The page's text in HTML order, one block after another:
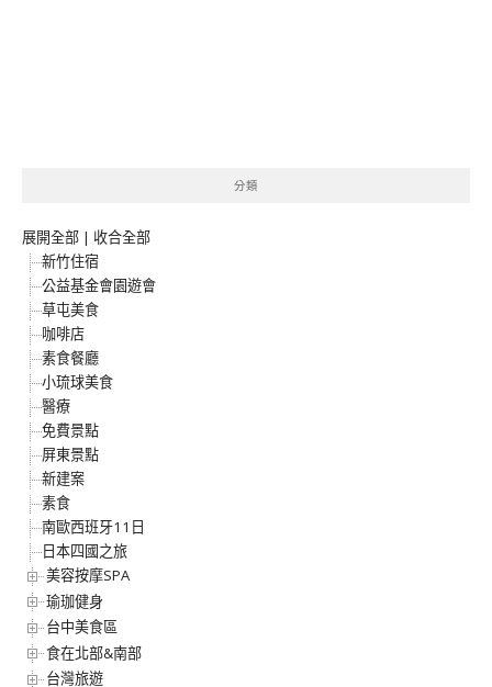
分類
展開全部 | 收合全部
新竹住宿
公益基金會園遊會
草屯美食
咖啡店
素食餐廳
小琉球美食
醫療
免費景點
屏東景點
新建案
素食
南歐西班牙11日
日本四國之旅
美容按摩SPA
瑜珈健身
台中美食區
食在北部&南部
台灣旅遊